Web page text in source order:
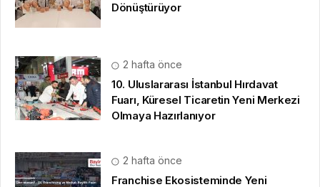
Dönüştürüyor
2 hafta önce
10. Uluslararası İstanbul Hırdavat
Fuarı, Küresel Ticaretin Yeni Merkezi
Olmaya Hazırlanıyor
2 hafta önce
Franchise Ekosisteminde Yeni